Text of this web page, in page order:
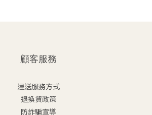
顧客服務
運送服務方式
退換貨政策
防詐騙宣導